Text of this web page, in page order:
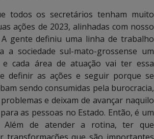
todos os secretários tenham muito
ações de 2023, alinhadas com nosso
gente definiu uma linha de trabalho
a sociedade sul-mato-grossense um
e cada área de atuação vai ter essa
definir as ações e seguir porque se
sendo consumidas pela burocracia,
e deixam de avançar naquilo
as pessoas no Estado. Então, é um
Além de atender a rotina, ter que
transformações que são importantes